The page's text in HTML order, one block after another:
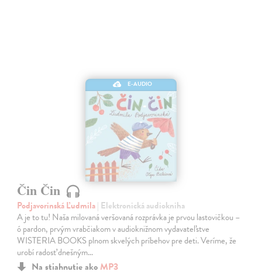
E-AUDIO
Čin Čin
Podjavorinská Ľudmila| Elektronická audiokniha
A je to tu! Naša milovaná veršovaná rozprávka je prvou lastovičkou –
ó pardon, prvým vrabčiakom v audioknižnom vydavateľstve
WISTERIA BOOKS plnom skvelých príbehov pre deti. Veríme, že
urobí radosť dnešným…
Na stiahnutie ako MP3